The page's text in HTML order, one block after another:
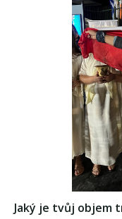
Jaký je tvůj objem